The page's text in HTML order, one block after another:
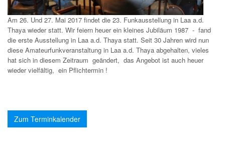
Am 26. Und 27. Mai 2017 findet die 23. Funkausstellung in Laa a.d.
Thaya wieder statt. Wir feiern heuer ein kleines Jubiläum 1987 - fand
die erste Ausstellung in Laa a.d. Thaya statt. Seit 30 Jahren wird nun
diese Amateurfunkveranstaltung in Laa a.d. Thaya abgehalten, vieles
hat sich in diesem Zeitraum geändert, das Angebot ist auch heuer
wieder vielfältig, ein Pflichtermin !
Zum Terminkalender